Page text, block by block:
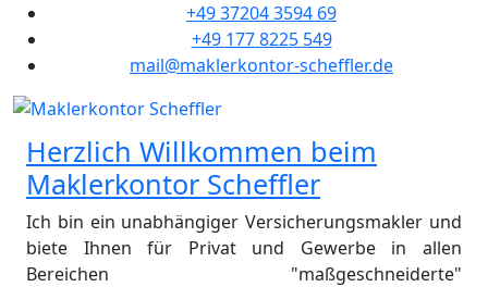
+49 37204 3594 69
+49 177 8225 549
mail@maklerkontor-scheffler.de
Herzlich Willkommen beim
Maklerkontor Scheffler
Ich bin ein unabhängiger Versicherungsmakler und
biete Ihnen für Privat und Gewerbe in allen
Bereichen "maßgeschneiderte"